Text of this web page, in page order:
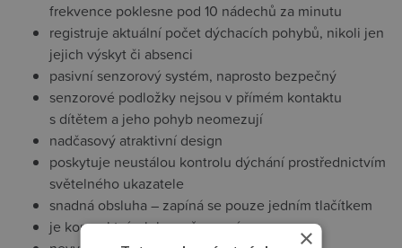
frekvence poklesne pod 10 nádechů za minutu
registruje aktuální počet dýchacích pohybů, nikoli jen
jejich výskyt či absenci
pasivní senzorový systém, naprosto bezpečný
senzorové podložky nejsou v přímém kontaktu
s dítětem a jeho pohyb neomezují
nadčasový atraktivní design
poskytuje neustálou kontrolu dýchání prostřednictvím
světelného ukazatele
snadná obsluha – zapíná se pouze jedním tlačítkem
je kompaktní a lehce přenosný
×